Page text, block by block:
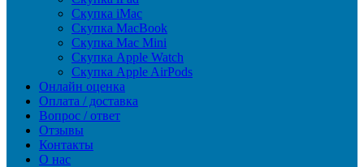
Скупка iMac
Скупка MacBook
Скупка Mac Mini
Скупка Apple Watch
Скупка Apple AirPods
Онлайн оценка
Оплата / доставка
Вопрос / ответ
Отзывы
Контакты
О нас